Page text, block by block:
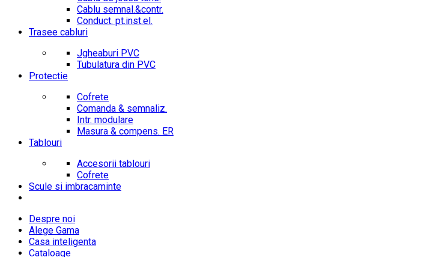
Cablu semnal.&contr.
Conduct. pt.inst.el.
Trasee cabluri
Jgheaburi PVC
Tubulatura din PVC
Protectie
Cofrete
Comanda & semnaliz.
Intr. modulare
Masura & compens. ER
Tablouri
Accesorii tablouri
Cofrete
Scule si imbracaminte
Despre noi
Alege Gama
Casa inteligenta
Cataloage